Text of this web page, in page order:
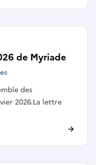
de Myriade
des
2026.La lettre